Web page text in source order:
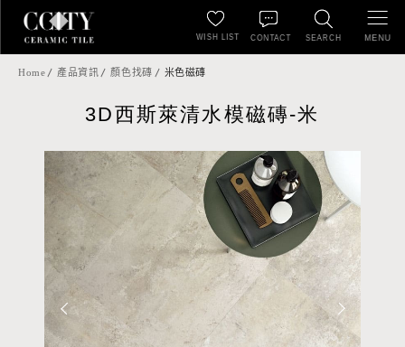
SEARCH
WISH LIST CONTACT MENU
Home 產品資訊 顏色找磚 米色磁磚
3D西斯萊清水模磁磚-米